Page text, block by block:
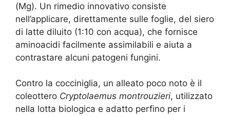
(Mg). Un rimedio innovativo consiste
nell’applicare, direttamente sulle foglie, del siero
di latte diluito (1:10 con acqua), che fornisce
aminoacidi facilmente assimilabili e aiuta a
contrastare alcuni patogeni fungini.
Contro la cocciniglia, un alleato poco noto è il
coleottero Cryptolaemus montrouzieri, utilizzato
nella lotta biologica e adatto perfino per i